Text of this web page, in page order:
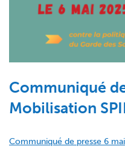
Communiqué
Mobilisation
Communiqué de presse 6